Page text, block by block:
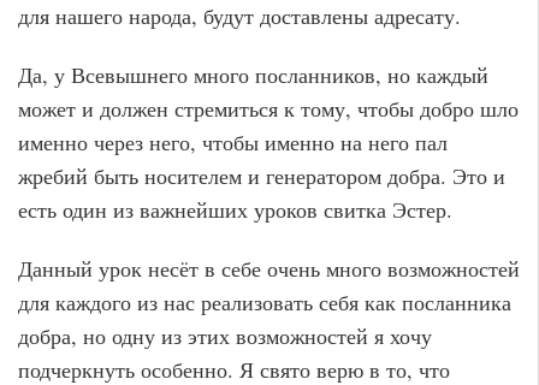
для нашего народа, будут доставлены адресату.
Да, у Всевышнего много посланников, но каждый
может и должен стремиться к тому, чтобы добро шло
именно через него, чтобы именно на него пал
жребий быть носителем и генератором добра. Это и
есть один из важнейших уроков свитка Эстер.
Данный урок несёт в себе очень много возможностей
для каждого из нас реализовать себя как посланника
добра, но одну из этих возможностей я хочу
подчеркнуть особенно. Я свято верю в то, что